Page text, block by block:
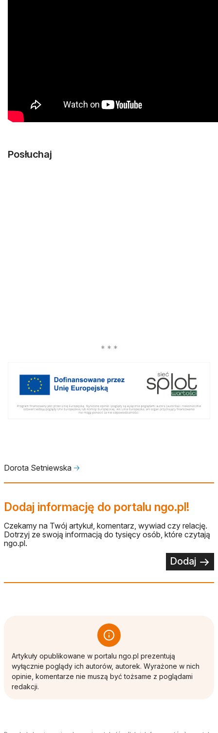
Posłuchaj
Dorota Setniewska 🡢
Dodaj informację do portalu ngo.pl!
Czekamy na Twój artykuł, komentarz, wywiad czy relację.
Dotrzyj ze swoją informacją do tysięcy osób, które czytają
ngo.pl.
Dodaj
Artykuły opublikowane w portalu ngo.pl prezentują
wyłącznie poglądy ich autorów, autorek. Wyrażone w nich
opinie, komentarze nie muszą być tożsame z poglądami
redakcji.